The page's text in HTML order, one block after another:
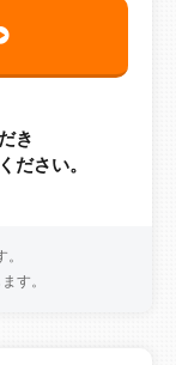
き
ださい。
す。